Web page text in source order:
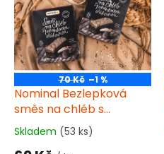
70 Kč –1 %
Nominal Bezlepková
směs na chléb s
pohankovou vlákninou
500g
Průměrné
hodnocení
Skladem (53 ks)